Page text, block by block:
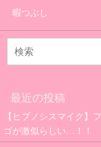
暇つぶし
最近の投稿
【ヒプノシスマイク】
ゴが激似らしい…！！